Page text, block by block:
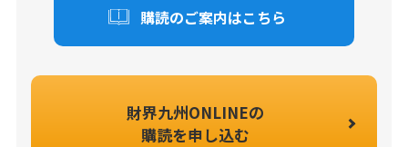
購読のご案内はこちら
財界九州ONLINEの
購読を申し込む